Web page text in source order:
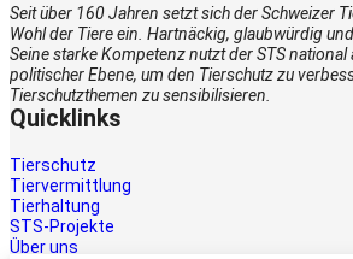
Seit über 160 Jahren setzt sich der Schweizer
Wohl der Tiere ein. Hartnäckig, glaubwürdig
Seine starke Kompetenz nutzt der STS
politischer Ebene, um den Tierschutz zu
Tierschutzthemen zu sensibilisieren.
Quicklinks
Tierschutz
Tiervermittlung
Tierhaltung
STS-Projekte
Über uns